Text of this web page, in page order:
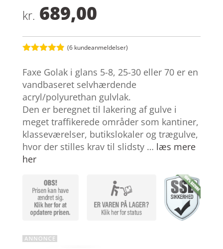
kr. 689,00
ud af 5
baseret på
kundebedøm
melser
(6 kundeanmeldelser)
Faxe Golak i glans 5-8, 25-30 eller 70 er en
vandbaseret selvhærdende
acryl/polyurethan gulvlak.
Den er beregnet til lakering af gulve i
meget traffikerede områder som kantiner,
klasseværelser, butikslokaler og trægulve,
hvor der stilles krav til slidsty … læs mere
her